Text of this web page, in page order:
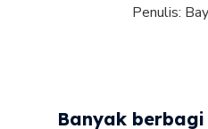
Penulis:
Banyak